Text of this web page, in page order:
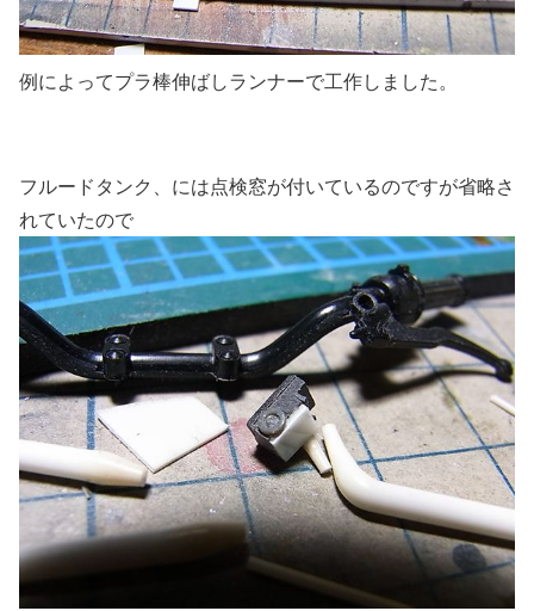
例によってプラ棒伸ばしランナーで工作しました。
フルードタンク、には点検窓が付いているのですが省略さ
れていたので